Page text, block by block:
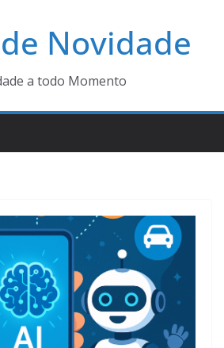
Novidade
a todo Momento